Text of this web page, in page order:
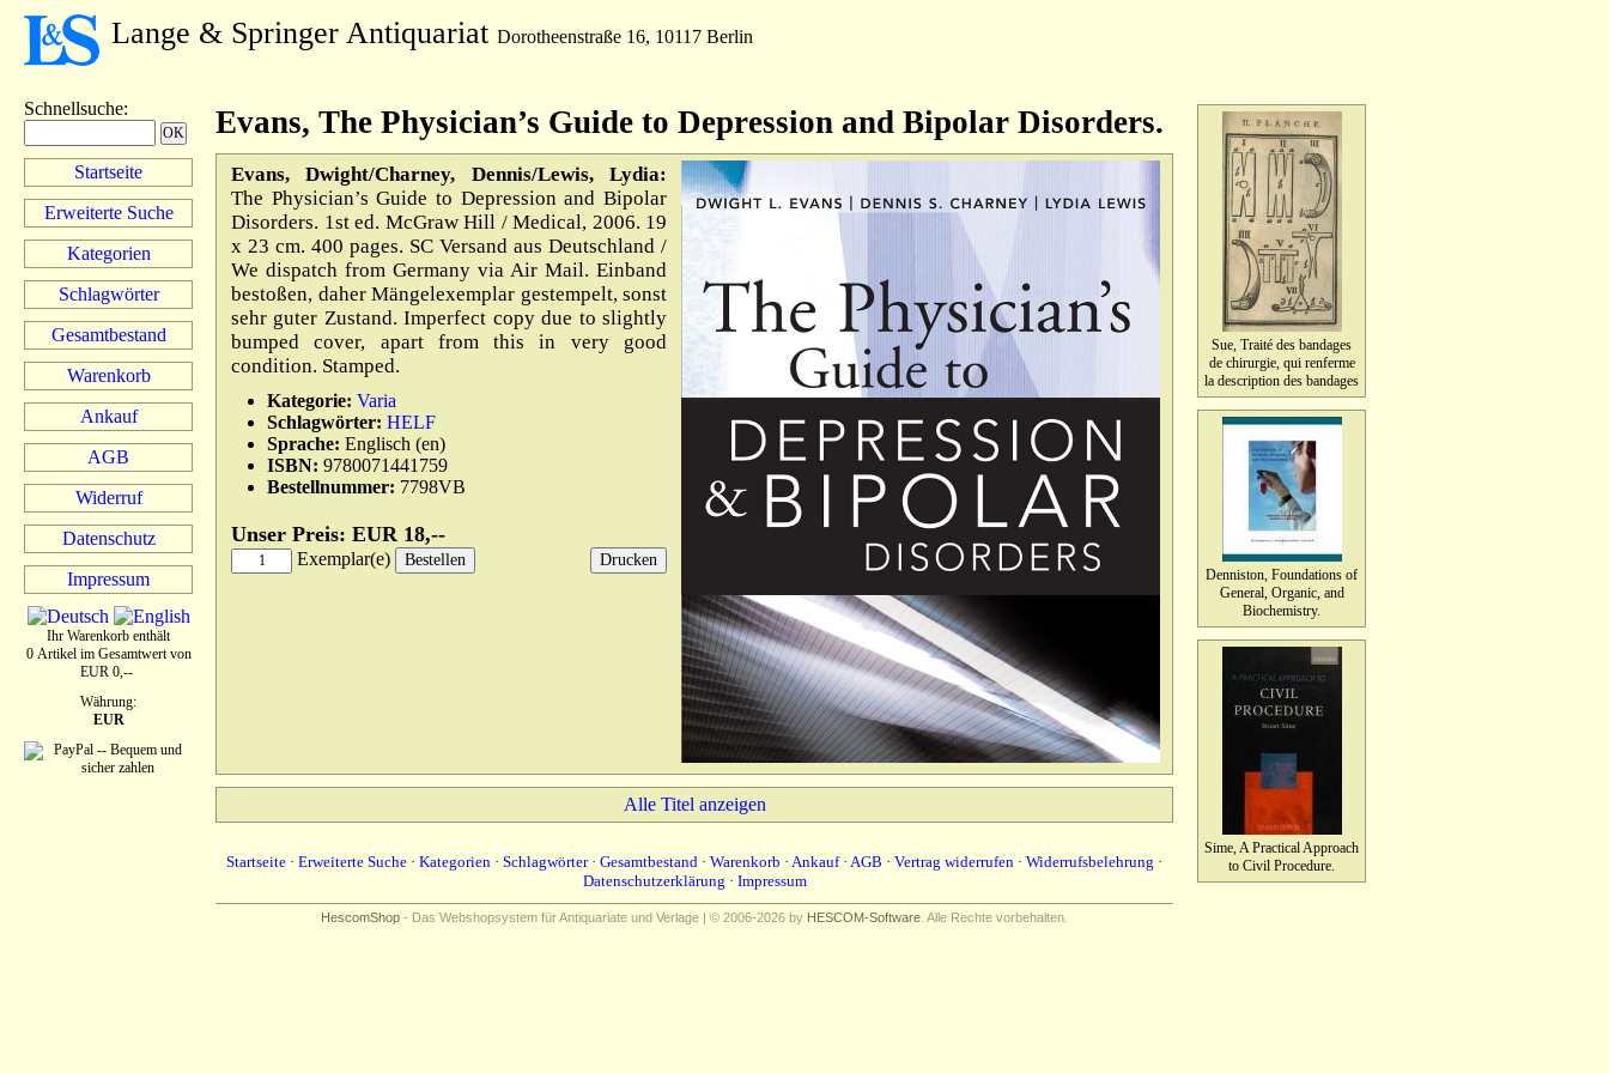
Lange & Springer Antiquariat Dorotheenstraße 16, 10117 Berlin
Schnellsuche:
Startseite
Erweiterte Suche
Kategorien
Schlagwörter
Gesamtbestand
Warenkorb
Ankauf
AGB
Widerruf
Datenschutz
Impressum
Ihr Warenkorb enthält
0 Artikel im Gesamtwert von
EUR 0,--
Währung:
EUR
Sue, Traité des bandages
de chirurgie, qui renferme
la description des bandages
Denniston, Foundations of
General, Organic, and
Biochemistry.
Sime, A Practical Approach
to Civil Procedure.
Evans, The Physician’s Guide to Depression and Bipolar Disorders.
Evans, Dwight/Charney, Dennis/Lewis, Lydia:
The Physician’s Guide to Depression and Bipolar
Disorders. 1st ed. McGraw Hill / Medical, 2006. 19
x 23 cm. 400 pages. SC Versand aus Deutschland /
We dispatch from Germany via Air Mail. Einband
bestoßen, daher Mängelexemplar gestempelt, sonst
sehr guter Zustand. Imperfect copy due to slightly
bumped cover, apart from this in very good
condition. Stamped.
Kategorie: Varia
Schlagwörter: HELF
Sprache: Englisch (en)
ISBN: 9780071441759
Bestellnummer: 7798VB
Unser Preis: EUR 18,--
Exemplar(e)
Alle Titel anzeigen
Startseite · Erweiterte Suche · Kategorien · Schlagwörter· Gesamtbestand · Warenkorb · Ankauf· AGB · Vertrag widerrufen · Widerrufsbelehrung ·
Datenschutzerklärung · Impressum
HescomShop - Das Webshopsystem für Antiquariate und Verlage | © 2006-2026 by HESCOM-Software . Alle Rechte vorbehalten.